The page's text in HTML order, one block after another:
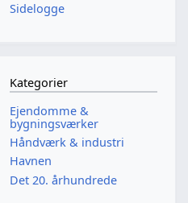
Sidelogge
Kategorier
Ejendomme &
bygningsværker
Håndværk & industri
Havnen
Det 20. århundrede